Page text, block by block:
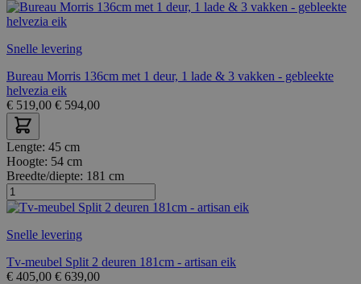
Snelle levering
Bureau Morris 136cm met 1 deur, 1 lade & 3 vakken - gebleekte
helvezia eik
€ 519,00 € 594,00
Lengte: 45 cm
Hoogte: 54 cm
Breedte/diepte: 181 cm
Snelle levering
Tv-meubel Split 2 deuren 181cm - artisan eik
€ 405,00 € 639,00